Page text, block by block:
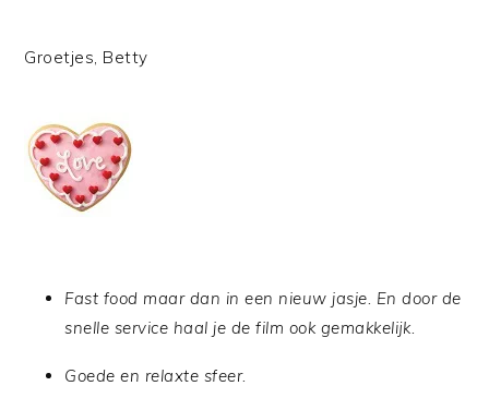
Groetjes, Betty
Fast food maar dan in een nieuw jasje. En door de
snelle service haal je de film ook gemakkelijk.
Goede en relaxte sfeer.